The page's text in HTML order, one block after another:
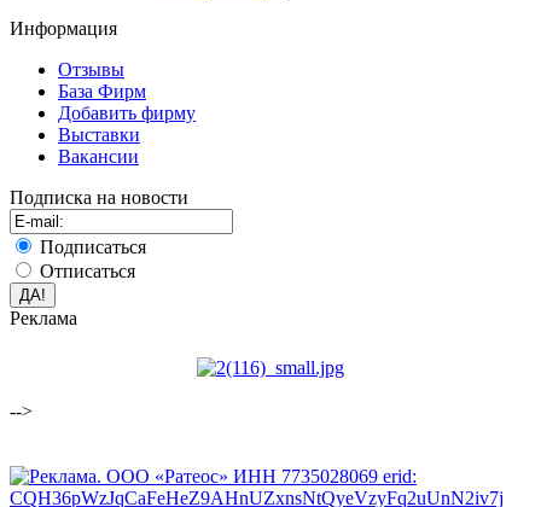
Информация
Отзывы
База Фирм
Добавить фирму
Выставки
Вакансии
Подписка на новости
Подписаться
Отписаться
Реклама
-->